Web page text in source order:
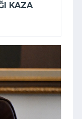
KAZA